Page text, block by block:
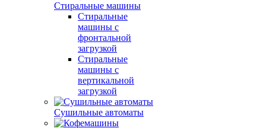
Стиральные машины
Стиральные
машины с
фронтальной
загрузкой
Стиральные
машины с
вертикальной
загрузкой
Сушильные автоматы